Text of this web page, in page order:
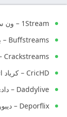
1Stream – ون ستريم
Buffstreams – باف ستريمز
Crackstreams – كراك ستريمز
CricHD – كرياد اتش دي
Daddylive – دادي لايف
Deporflix – ديبور فليكس